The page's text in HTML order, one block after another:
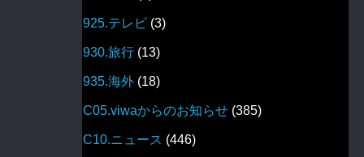
925.テレビ (3)
930.旅行 (13)
935.海外 (18)
C05.viwaからのお知らせ (385)
C10.ニュース (446)